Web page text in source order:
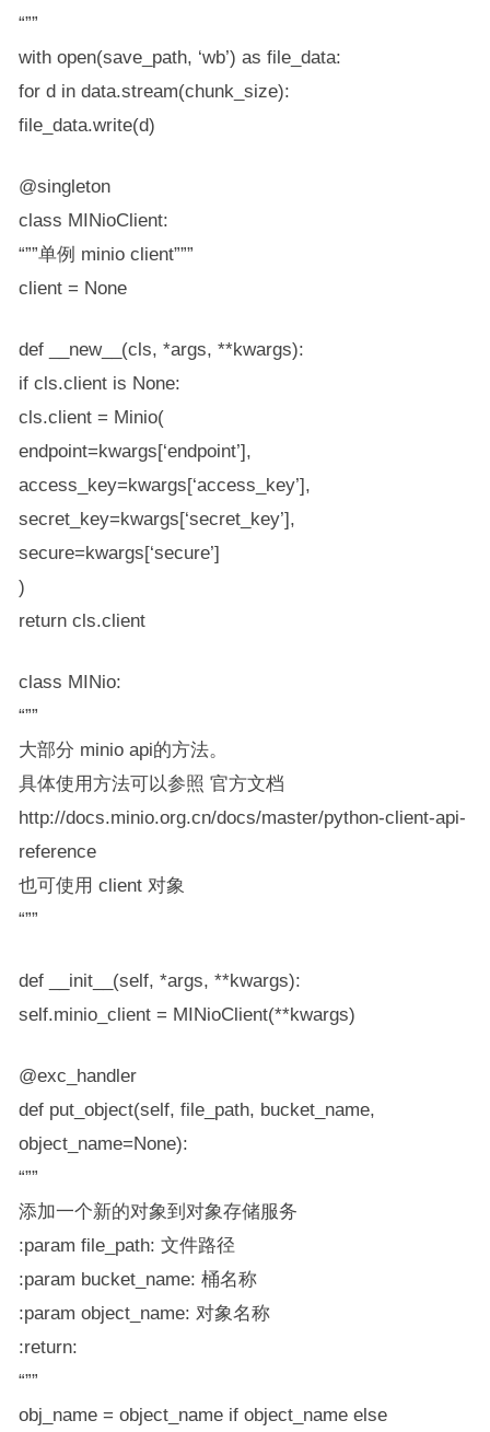
“””
with open(save_path, ‘wb’) as file_data:
for d in data.stream(chunk_size):
file_data.write(d)
@singleton
class MINioClient:
“””单例 minio client”””
client = None
def __new__(cls, *args, **kwargs):
if cls.client is None:
cls.client = Minio(
endpoint=kwargs[‘endpoint’],
access_key=kwargs[‘access_key’],
secret_key=kwargs[‘secret_key’],
secure=kwargs[‘secure’]
)
return cls.client
class MINio:
“””
大部分 minio api的方法。
具体使用方法可以参照 官方文档
http://docs.minio.org.cn/docs/master/python-client-api-
reference
也可使用 client 对象
“””
def __init__(self, *args, **kwargs):
self.minio_client = MINioClient(**kwargs)
@exc_handler
def put_object(self, file_path, bucket_name,
object_name=None):
“””
添加一个新的对象到对象存储服务
:param file_path: 文件路径
:param bucket_name: 桶名称
:param object_name: 对象名称
:return:
“””
obj_name = object_name if object_name else